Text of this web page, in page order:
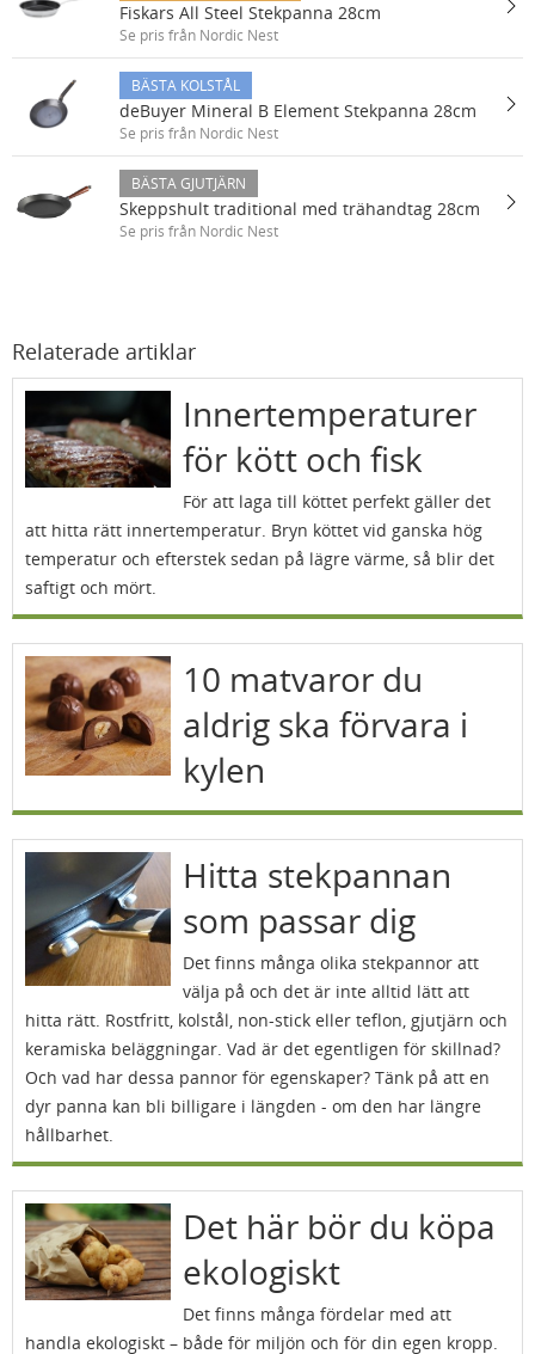
Fiskars All Steel Stekpanna 28cm
Se pris från Nordic Nest
BÄSTA KOLSTÅL
deBuyer Mineral B Element Stekpanna 28cm
Se pris från Nordic Nest
BÄSTA GJUTJÄRN
Skeppshult traditional med trähandtag 28cm
Se pris från Nordic Nest
Relaterade artiklar
Innertemperaturer
för kött och fisk
För att laga till köttet perfekt gäller det
att hitta rätt innertemperatur. Bryn köttet vid ganska hög
temperatur och efterstek sedan på lägre värme, så blir det
saftigt och mört.
10 matvaror du
aldrig ska förvara i
kylen
Hitta stekpannan
som passar dig
Det finns många olika stekpannor att
välja på och det är inte alltid lätt att
hitta rätt. Rostfritt, kolstål, non-stick eller teflon, gjutjärn och
keramiska beläggningar. Vad är det egentligen för skillnad?
Och vad har dessa pannor för egenskaper? Tänk på att en
dyr panna kan bli billigare i längden - om den har längre
hållbarhet.
Det här bör du köpa
ekologiskt
Det finns många fördelar med att
handla ekologiskt – både för miljön och för din egen kropp.